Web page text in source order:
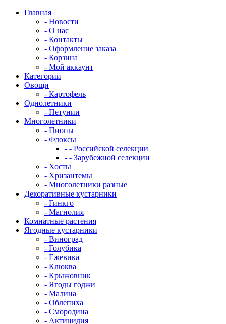
Главная
- Новости
- О нас
- Контакты
- Оформление заказа
- Корзина
- Мой аккаунт
Категории
Овощи
- Картофель
Однолетники
- Петунии
Многолетники
- Пионы
- Флоксы
- - Российской селекции
- - Зарубежной селекции
- Хосты
- Хризантемы
- Многолетники разные
Декоративные кустарники
- Гинкго
- Магнолия
Комнатные растения
Ягодные кустарники
- Виноград
- Голубика
- Ежевика
- Клюква
- Крыжовник
- Ягоды годжи
- Малина
- Облепиха
- Смородина
- Актинидия